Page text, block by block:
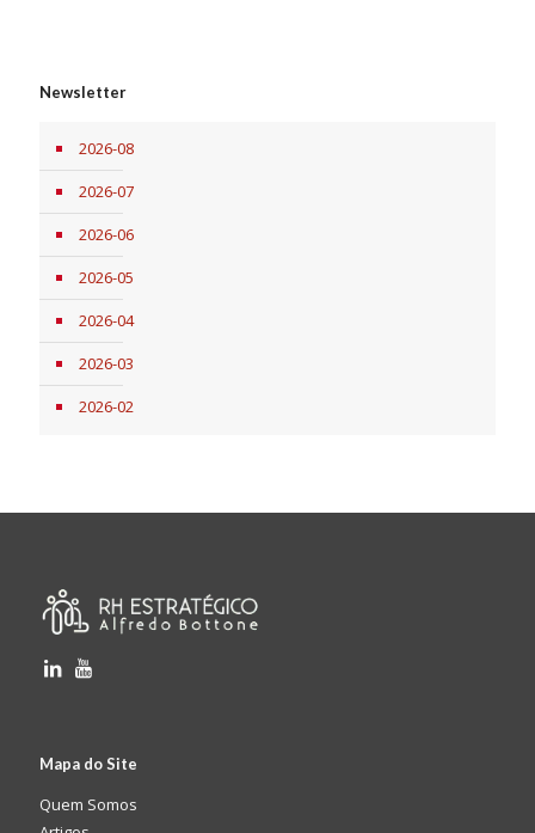
Newsletter
2026-08
2026-07
2026-06
2026-05
2026-04
2026-03
2026-02
Mapa do Site
Quem Somos